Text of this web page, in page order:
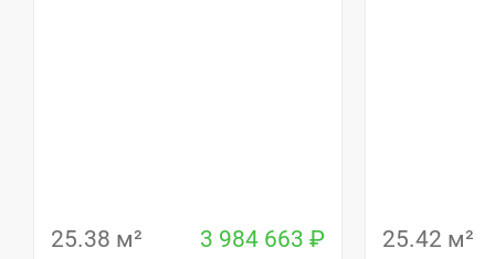
25.38 м² 3 984 663 ₽ 25.42 м²